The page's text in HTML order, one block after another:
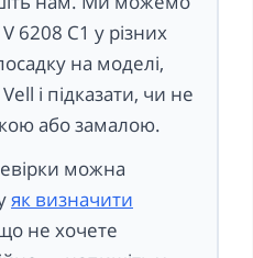
6208 C1 у різних
на моделі,
і підказати, чи не
або замалою.
можна
як визначити
не хочете